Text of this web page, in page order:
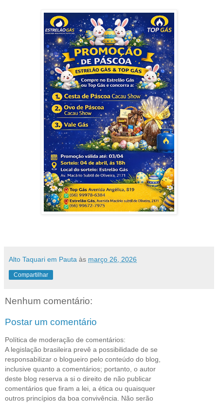
Alto Taquari em Pauta às março 26, 2026
Compartilhar
Nenhum comentário:
Postar um comentário
Política de moderação de comentários:
A legislação brasileira prevê a possibilidade de se
responsabilizar o blogueiro pelo conteúdo do blog,
inclusive quanto a comentários; portanto, o autor
deste blog reserva a si o direito de não publicar
comentários que firam a lei, a ética ou quaisquer
outros princípios da boa convivência. Não serão